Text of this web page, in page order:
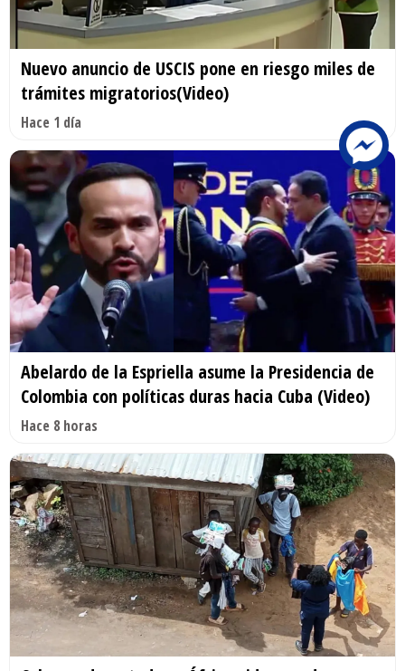
Nuevo anuncio de USCIS pone en riesgo miles de
trámites migratorios(Video)
Hace 1 día
Abelardo de la Espriella asume la Presidencia de
Colombia con políticas duras hacia Cuba (Video)
Hace 8 horas